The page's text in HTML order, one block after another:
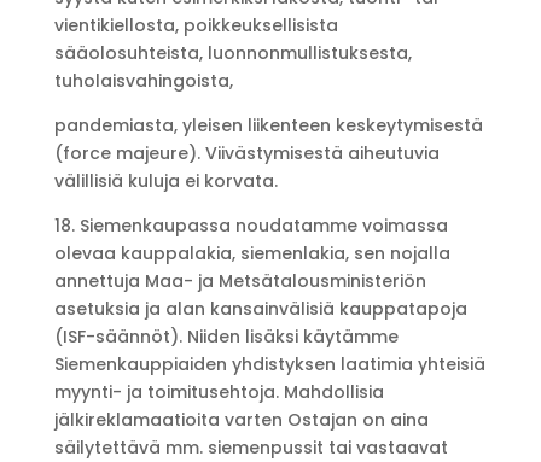
vientikiellosta, poikkeuksellisista
sääolosuhteista, luonnonmullistuksesta,
tuholaisvahingoista,
pandemiasta, yleisen liikenteen keskeytymisestä
(force majeure). Viivästymisestä aiheutuvia
välillisiä kuluja ei korvata.
18. Siemenkaupassa noudatamme voimassa
olevaa kauppalakia, siemenlakia, sen nojalla
annettuja Maa- ja Metsätalousministeriön
asetuksia ja alan kansainvälisiä kauppatapoja
(ISF-säännöt). Niiden lisäksi käytämme
Siemenkauppiaiden yhdistyksen laatimia yhteisiä
myynti- ja toimitusehtoja. Mahdollisia
jälkireklamaatioita varten Ostajan on aina
säilytettävä mm. siemenpussit tai vastaavat